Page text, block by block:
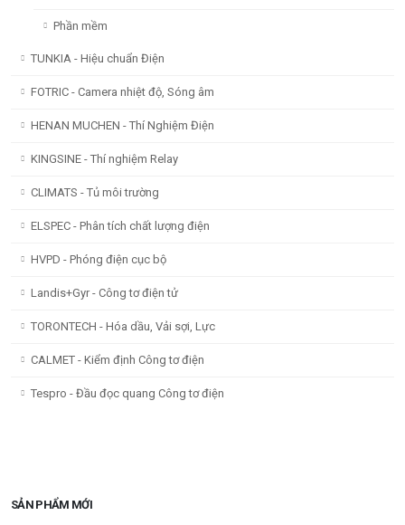
Phần mềm
TUNKIA - Hiệu chuẩn Điện
FOTRIC - Camera nhiệt độ, Sóng âm
HENAN MUCHEN - Thí Nghiệm Điện
KINGSINE - Thí nghiệm Relay
CLIMATS - Tủ môi trường
ELSPEC - Phân tích chất lượng điện
HVPD - Phóng điện cục bộ
Landis+Gyr - Công tơ điện tử
TORONTECH - Hóa dầu, Vải sợi, Lực
CALMET - Kiểm định Công tơ điện
Tespro - Đầu đọc quang Công tơ điện
SẢN PHẨM MỚI